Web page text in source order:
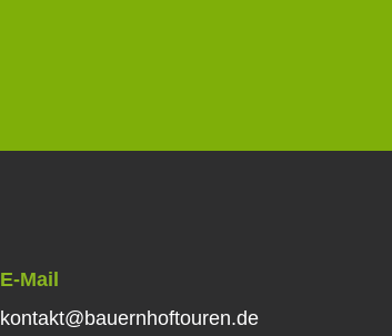
E-Mail
kontakt@bauernhoftouren.de